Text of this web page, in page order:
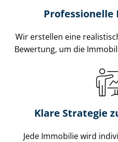
Professionelle
Wir erstellen eine
Bewertung, um die
Klare Strategie
Jede Immobilie wird